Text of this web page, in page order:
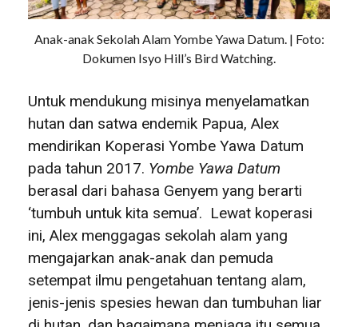
Anak-anak Sekolah Alam Yombe Yawa Datum. | Foto:
Dokumen Isyo Hill’s Bird Watching.
Untuk mendukung misinya menyelamatkan
hutan dan satwa endemik Papua, Alex
mendirikan Koperasi Yombe Yawa Datum
pada tahun 2017. Yombe Yawa Datum
berasal dari bahasa Genyem yang berarti
‘tumbuh untuk kita semua’. Lewat koperasi
ini, Alex menggagas sekolah alam yang
mengajarkan anak-anak dan pemuda
setempat ilmu pengetahuan tentang alam,
jenis-jenis spesies hewan dan tumbuhan liar